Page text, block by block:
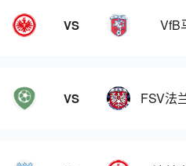
VS VfB
VS FSV法